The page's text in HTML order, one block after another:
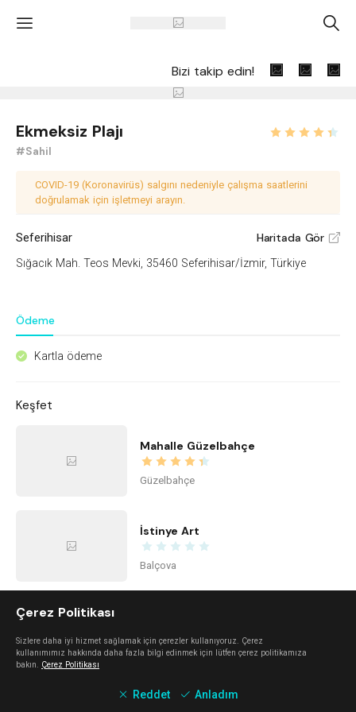
' A
Bizi takip edin!
Ekmeksiz Plajı
#Sahil
COVID-19 (Koronavirüs) salgını nedeniyle çalışma saatlerini
doğrulamak için işletmeyi arayın.
Seferihisar Haritada Gör V
Sığacık Mah. Teos Mevki, 35460 Seferihisar/İzmir, Türkiye
Ödeme
^ Kartla ödeme
Keşfet
Mahalle Güzelbahçe
Güzelbahçe
İstinye Art
Balçova
Alaçatı
The Beach Alaçatı
Çerez Politikası
Sizlere daha iyi hizmet sağlamak için çerezler kullanıyoruz. Çerez
kullanımımız hakkında daha fazla bilgi edinmek için lütfen çerez politikamıza
bakın. Çerez Politikası
Reddet Anladım